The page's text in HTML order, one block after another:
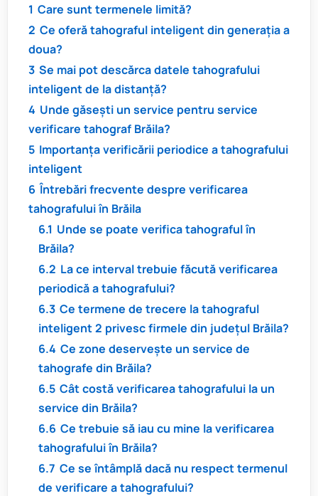
1 Care sunt termenele limită?
2 Ce oferă tahograful inteligent din generația a
doua?
3 Se mai pot descărca datele tahografului
inteligent de la distanță?
4 Unde găsești un service pentru service
verificare tahograf Brăila?
5 Importanța verificării periodice a tahografului
inteligent
6 Întrebări frecvente despre verificarea
tahografului în Brăila
6.1 Unde se poate verifica tahograful în
Brăila?
6.2 La ce interval trebuie făcută verificarea
periodică a tahografului?
6.3 Ce termene de trecere la tahograful
inteligent 2 privesc firmele din județul Brăila?
6.4 Ce zone deservește un service de
tahografe din Brăila?
6.5 Cât costă verificarea tahografului la un
service din Brăila?
6.6 Ce trebuie să iau cu mine la verificarea
tahografului în Brăila?
6.7 Ce se întâmplă dacă nu respect termenul
de verificare a tahografului?